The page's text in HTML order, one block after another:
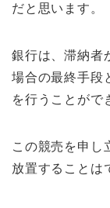
だと思います。
銀行は、滞納者
場合の最終手段
を行うことがで
この競売を申し
放置することは